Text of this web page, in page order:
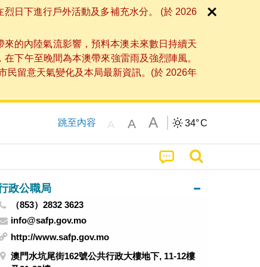
日下進行戶外活動及多補充水分。 (於 2026
的內陸氣流影響，預料本澳未來數日持續天
下午至晚間為本澳帶來強雷雨及強烈陣風。
民留意天氣變化及本局最新資訊。(於 2026年
跳至內容 A A A 34°C
政公職局
（853）2832 3623
info@safp.gov.mo
http://www.safp.gov.mo
澳門水坑尾街162號公共行政大樓地下, 11-12樓